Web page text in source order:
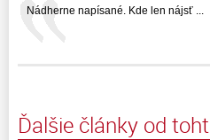
Nádherne napísané. Kde len nájsť ...
Ďalšie články od